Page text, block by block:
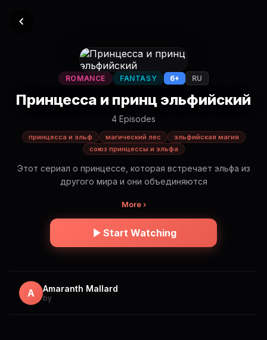
ROMANCE FANTASY 6+ RU
Принцесса и принц эльфийский
4 Episodes
принцесса и эльф магический лес
эльфийская магия
союз принцессы и эльфа
Этот сериал о принцессе, которая встречает эльфа из
другого мира и они объединяются
More ›
Start Watching
A Amaranth Mallard
by